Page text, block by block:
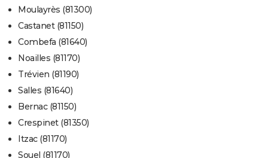
Moulayrès (81300)
Castanet (81150)
Combefa (81640)
Noailles (81170)
Trévien (81190)
Salles (81640)
Bernac (81150)
Crespinet (81350)
Itzac (81170)
Souel (81170)